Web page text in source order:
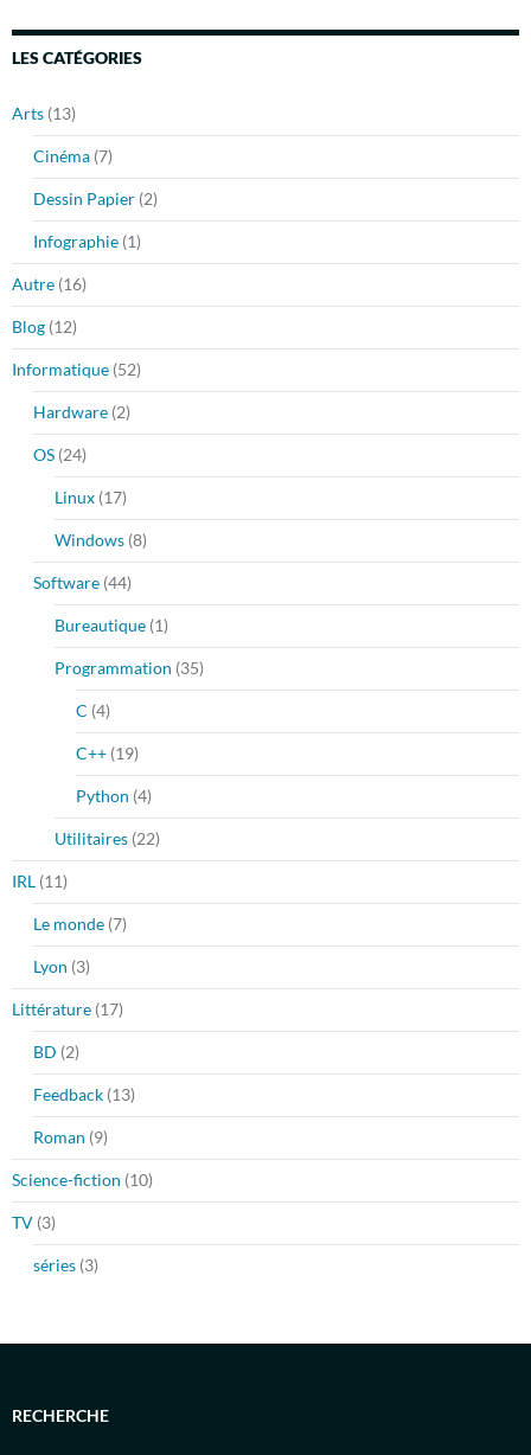
LES CATÉGORIES
Arts (13)
Cinéma (7)
Dessin Papier (2)
Infographie (1)
Autre (16)
Blog (12)
Informatique (52)
Hardware (2)
OS (24)
Linux (17)
Windows (8)
Software (44)
Bureautique (1)
Programmation (35)
C (4)
C++ (19)
Python (4)
Utilitaires (22)
IRL (11)
Le monde (7)
Lyon (3)
Littérature (17)
BD (2)
Feedback (13)
Roman (9)
Science-fiction (10)
TV (3)
séries (3)
RECHERCHE